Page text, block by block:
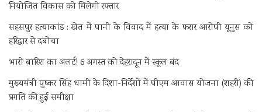
नियोजित विकास को मिलेगी रफ्तार
सहसपुर हत्याकांड : खेत में पानी के विवाद में हत्या के फरार आरोपी यूनुस को
हरिद्वार से दबोचा
भारी बारिश का अलर्ट! 6 अगस्त को देहरादून में स्कूल बंद
मुख्यमंत्री पुष्कर सिंह धामी के दिशा-निर्देशों में पीएम आवास योजना (शहरी) की
प्रगति की हुई समीक्षा